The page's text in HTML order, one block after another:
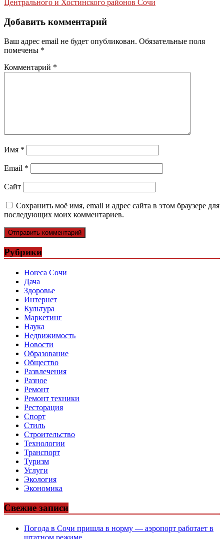
записям
Центрального и Хостинского районов Сочи
Добавить комментарий
Ваш адрес email не будет опубликован. Обязательные поля
помечены *
Комментарий *
Имя *
Email *
Сайт
Сохранить моё имя, email и адрес сайта в этом браузере для
последующих моих комментариев.
Рубрики
Horeca Сочи
Дача
Здоровье
Интернет
Культура
Маркетинг
Наука
Недвижимость
Новости
Образование
Общество
Развлечения
Разное
Ремонт
Ремонт техники
Ресторация
Спорт
Стиль
Строительство
Технологии
Транспорт
Туризм
Услуги
Экология
Экономика
Свежие записи
Погода в Сочи пришла в норму — аэропорт работает в
штатном режиме